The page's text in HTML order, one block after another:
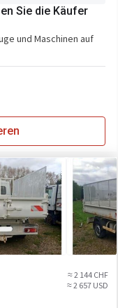
Sie die Käufer
und Maschinen auf
≈ 2 144 CHF
≈ 2 657 USD